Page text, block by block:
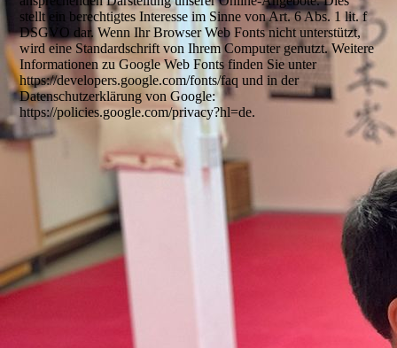
stellt ein berechtigtes Interesse im Sinne von Art. 6 Abs. 1 lit. f
DSGVO dar. Wenn Ihr Browser Web Fonts nicht unterstützt,
wird eine Standardschrift von Ihrem Computer genutzt. Weitere
Informationen zu Google Web Fonts finden Sie unter
https://developers.google.com/fonts/faq und in der
Datenschutzerklärung von Google:
https://policies.google.com/privacy?hl=de.